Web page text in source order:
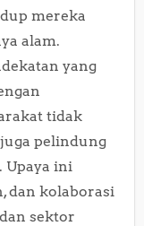
mereka
alam.
yang
tidak
pelindung
Upaya ini
dan kolaborasi
sektor